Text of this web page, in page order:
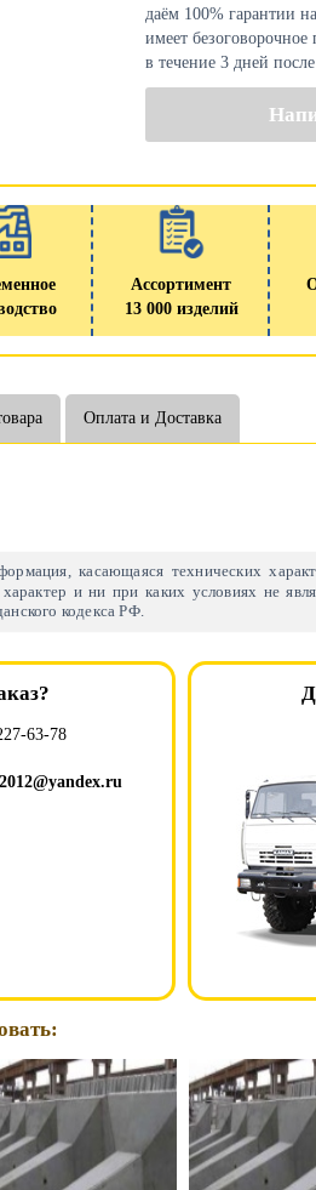
даём 100% гарантии
имеет безоговорочное
в течение 3 дней
Ассортимент
13 000 изделий
Оплата и Доставка
касающаяся технических
и ни при каких условиях не
кодекса РФ.
63-78